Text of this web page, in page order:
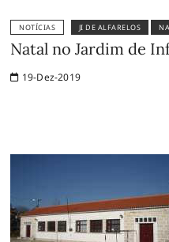
NOTÍCIAS JI DE ALFARELOS
Natal no Jardim de
19-Dez-2019